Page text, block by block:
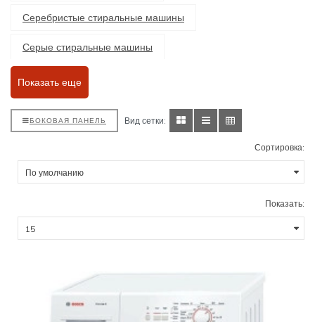
Серебристые стиральные машины
Серые стиральные машины
Встраиваемые стиральные машины
Отдельностоящие стиральные машины
Стиральные машины с сушкой
Стиральные машины с классом энергопотребления А
Класс А+++
Стиральные машины с загрузкой 5 кг
С загрузкой 6,5 кг
Показать еще
БОКОВАЯ ПАНЕЛЬ Вид сетки:
Сортировка:
Показать: